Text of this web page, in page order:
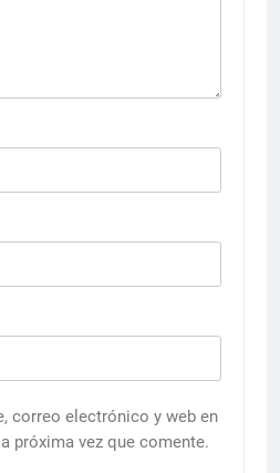
correo electrónico y web en
próxima vez que comente.